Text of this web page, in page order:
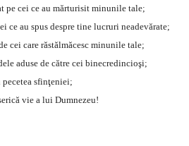
pe cei ce au mărturisit minunile tale;
ce au spus despre tine lucruri neadevărate;
cei care răstălmăcesc minunile tale;
aduse de către cei binecredincioşi;
pecetea sfinţeniei;
vie a lui Dumnezeu!